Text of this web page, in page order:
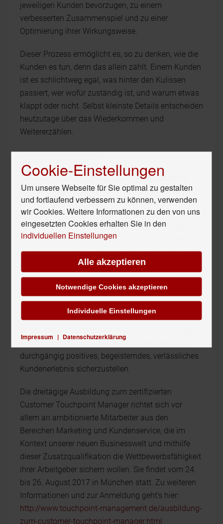
jeweiligen Kunden bevorzugen, zu einem
verbesserten Zusammenspiel und zu einer
Optimierung ihrer Wirkungsweise.
Dieser Prozess ermöglicht es, so zu denken, wie die
Kunden es tun, denn das allein zählt. Einem Kunden
ist es schlichtweg egal, was hinter den Kulissen
passiert, wer wofür zuständig ist, und warum etwas
klappt oder nicht. Selbst kleinste Details entscheiden
heutzutage über das Wiederkommen und
Weitererzählen.
--------------------------------
Weiterbildung Kundenmanagement: Ausbildung
zum zertifizierten Customer Touchpoint Manager
vom24. bis 26. August 2017in München
Über die Zukunft eines Unternehmens entscheidet,
was an den Touchpoints in den „Momenten der
Wahrheit“ zwischen Anbieter und Kunde tatsächlich
passiert. Deshalb müssen sich alle
Unternehmensbereiche auf das Kundenwohl
fokussieren. Dafür braucht es nicht nur ein Customer
Touchpoint Management sondern auch einen
Customer Touchpoint Manager. Seine Kernaufgabe
ermöglichen und abteilungsübergreifend ein
durchgängig positives, begeisterndes, verlässliches
Kundenerlebnis sicherzustellen.
Die dreitägige Ausbildung zum zertifizierten
Customer Touchpoint Manager richtet sich vor
allem an ambitionierte Mitarbeiter aus den
Bereichen Marketing und Kundenservice, die im
Kontext unserer neuen Businesswelt und mithilfe
dieser Zusatzqualifikation die Wettbewerbsfähigkeit
ihrer Arbeitgeber sichern wollen. Sie findet vom 24.
bis 26. August 2017 in München statt. Zu weiteren
Informationen und zur Anmeldung geht’s hier:
http://www.touchpoint-management.de/ausbildung-
zum-customer-touchpoint-manager.html
Cookie-Einstellungen
Um unsere Webseite für Sie optimal zu gestalten
und fortlaufend verbessern zu können, verwenden
wir Cookies. Weitere Informationen zu den von uns
eingesetzten Cookies erhalten Sie in den
individuellen Einstellungen
Alle akzeptieren
Notwendige Cookies akzeptieren
Impressum | Datenschutzerklärung
Individuelle Einstellungen